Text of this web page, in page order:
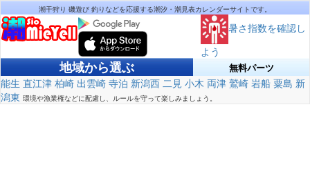
潮干狩り 磯遊び 釣りなどを応援する潮汐・潮見表カレンダーサイトです。
暑さ指数を確認し
よう
地域から選ぶ 無料パーツ
能生 直江津 柏崎 出雲崎 寺泊 新潟西 二見 小木 両津 鷲崎 岩船 粟島 新
潟東 環境や漁業権などに配慮し、ルールを守って楽しみましょう。